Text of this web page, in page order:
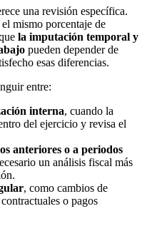
una revisión específica.
mismo porcentaje de
la imputación temporal y
pueden depender de
esas diferencias.
entre:
interna, cuando la
del ejercicio y revisa el
anteriores o a periodos
un análisis fiscal más
, como cambios de
o pagos